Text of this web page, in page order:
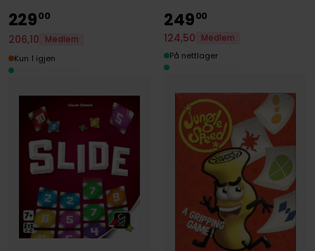
22900
206,10
Medlem
Kun 1 igjen
24900
124,50
Medlem
På nettlager